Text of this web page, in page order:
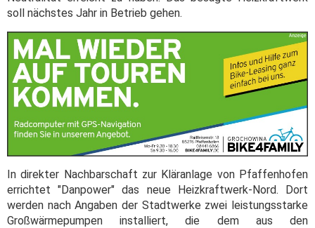
soll nächstes Jahr in Betrieb gehen.
In direkter Nachbarschaft zur Kläranlage von Pfaffenhofen
errichtet "Danpower" das neue Heizkraftwerk-Nord. Dort
werden nach Angaben der Stadtwerke zwei leistungsstarke
Großwärmepumpen installiert, die dem aus den